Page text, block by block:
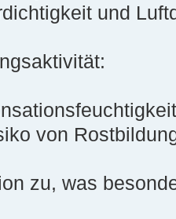
und
von
zu, was